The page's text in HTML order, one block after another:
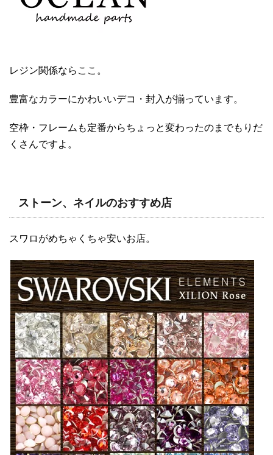
レジン関係ならここ。
豊富なカラーにかわいいデコ・封入が揃っています。
空枠・フレームも定番からちょっと変わったのまでもりだ
くさんですよ。
ストーン、ネイルのおすすめ店
スワロがめちゃくちゃ安いお店。